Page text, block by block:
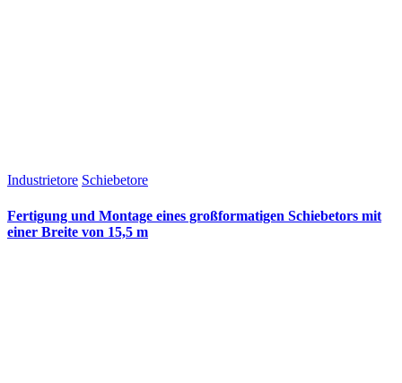
Industrietore Schiebetore
Fertigung und Montage eines großformatigen Schiebetors mit
einer Breite von 15,5 m